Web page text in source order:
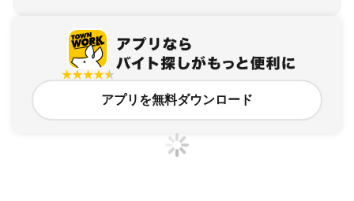
アプリを無料ダウンロード